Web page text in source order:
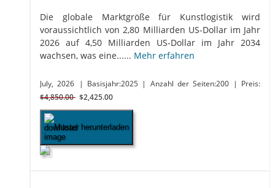
Die globale Marktgröße für Kunstlogistik wird
voraussichtlich von 2,80 Milliarden US-Dollar im Jahr
2026 auf 4,50 Milliarden US-Dollar im Jahr 2034
wachsen, was eine...... Mehr erfahren
July, 2026 | Basisjahr:2025 | Anzahl der Seiten:200
| Preis:
$4,850.00 $2,425.00
Muster herunterladen